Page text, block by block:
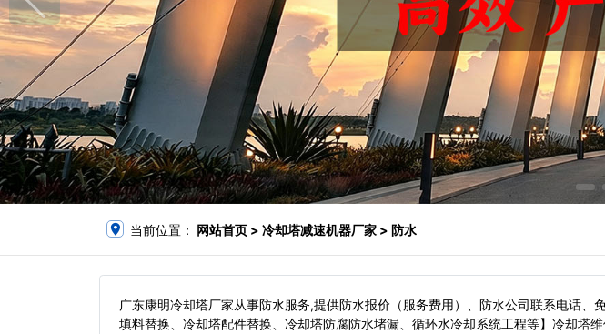
当前位置： 网站首页 > 冷却塔减速机器厂家 > 防水
广东康明冷却塔厂家从事防水服务,提供防水报价（服务费用）、防水公司联系电话
填料替换、冷却塔配件替换、冷却塔防腐防水堵漏、循环水冷却系统工程等】冷却塔